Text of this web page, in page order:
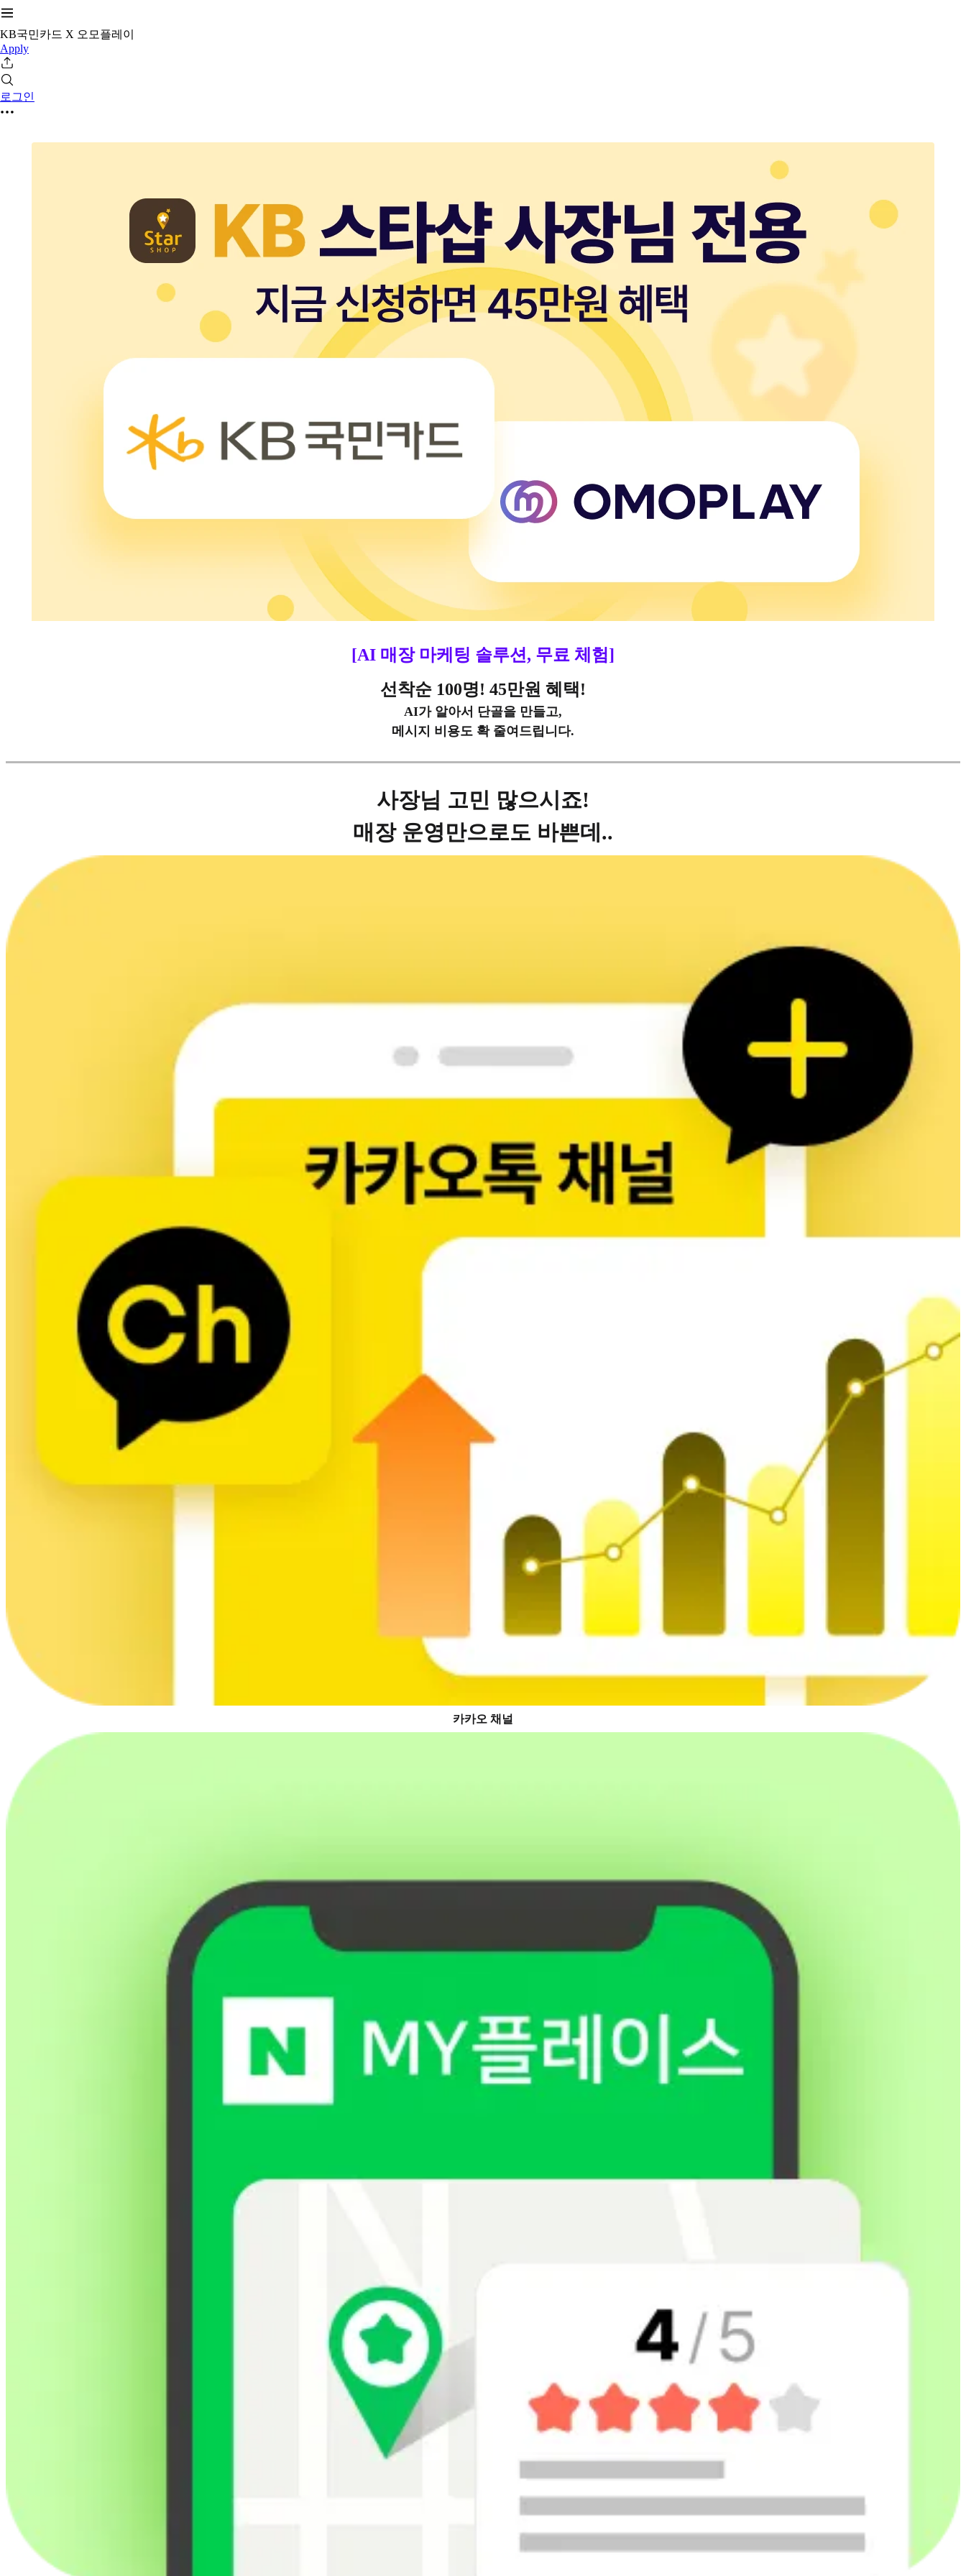
KB국민카드 X 오모플레이
Apply
로그인
[AI 매장 마케팅 솔루션, 무료 체험]
선착순 100명! 45만원 혜택!
AI가 알아서 단골을 만들고,
메시지 비용도 확 줄여드립니다.
사장님 고민 많으시죠!
매장 운영만으로도 바쁜데..
카카오 채널